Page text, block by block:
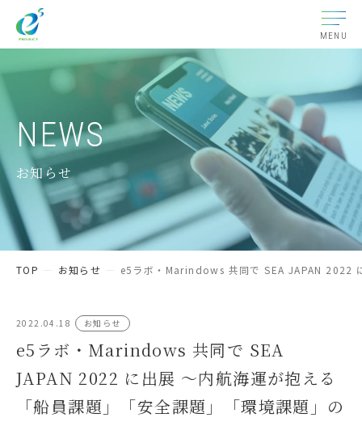
MENU
NEWS
お知らせ
TOP お知らせ e5ラボ・Marindows 共同で SEA JAPAN 2022
2022.04.18 お知らせ
e5ラボ・Marindows 共同で SEA
JAPAN 2022 に出展 ～内航海運が抱える
「船員課題」「安全課題」「環境課題」の